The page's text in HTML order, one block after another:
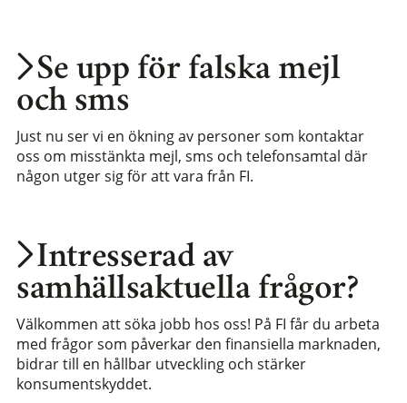
Intresserad av
samhällsaktuella frågor?
Välkommen att söka jobb hos oss! På FI får du arbeta
med frågor som påverkar den finansiella marknaden,
bidrar till en hållbar utveckling och stärker
konsumentskyddet.
Se upp för falska mejl
och sms
Just nu ser vi en ökning av personer som kontaktar
oss om misstänkta mejl, sms och telefonsamtal där
någon utger sig för att vara från FI.